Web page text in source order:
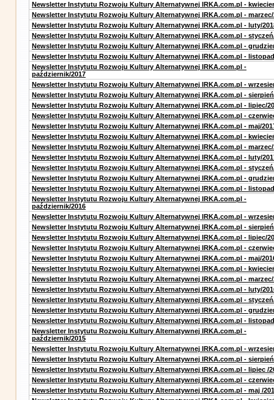
Newsletter Instytutu Rozwoju Kultury Alternatywnej IRKA.com.pl -
Newsletter Instytutu Rozwoju Kultury Alternatywnej IRKA.com.pl - marzec/
Newsletter Instytutu Rozwoju Kultury Alternatywnej IRKA.com.pl - luty/
Newsletter Instytutu Rozwoju Kultury Alternatywnej IRKA.com.pl -
Newsletter Instytutu Rozwoju Kultury Alternatywnej IRKA.com.pl -
Newsletter Instytutu Rozwoju Kultury Alternatywnej IRKA.com.pl -
Newsletter Instytutu Rozwoju Kultury Alternatywnej IRKA.com.pl -
październik/2017
Newsletter Instytutu Rozwoju Kultury Alternatywnej IRKA.com.pl -
Newsletter Instytutu Rozwoju Kultury Alternatywnej IRKA.com.pl -
Newsletter Instytutu Rozwoju Kultury Alternatywnej IRKA.com.pl - lipiec/
Newsletter Instytutu Rozwoju Kultury Alternatywnej IRKA.com.pl -
Newsletter Instytutu Rozwoju Kultury Alternatywnej IRKA.com.pl - maj/
Newsletter Instytutu Rozwoju Kultury Alternatywnej IRKA.com.pl -
Newsletter Instytutu Rozwoju Kultury Alternatywnej IRKA.com.pl - marzec/
Newsletter Instytutu Rozwoju Kultury Alternatywnej IRKA.com.pl - luty/
Newsletter Instytutu Rozwoju Kultury Alternatywnej IRKA.com.pl -
Newsletter Instytutu Rozwoju Kultury Alternatywnej IRKA.com.pl -
Newsletter Instytutu Rozwoju Kultury Alternatywnej IRKA.com.pl -
Newsletter Instytutu Rozwoju Kultury Alternatywnej IRKA.com.pl -
październik/2016
Newsletter Instytutu Rozwoju Kultury Alternatywnej IRKA.com.pl -
Newsletter Instytutu Rozwoju Kultury Alternatywnej IRKA.com.pl -
Newsletter Instytutu Rozwoju Kultury Alternatywnej IRKA.com.pl - lipiec/
Newsletter Instytutu Rozwoju Kultury Alternatywnej IRKA.com.pl -
Newsletter Instytutu Rozwoju Kultury Alternatywnej IRKA.com.pl - maj/
Newsletter Instytutu Rozwoju Kultury Alternatywnej IRKA.com.pl -
Newsletter Instytutu Rozwoju Kultury Alternatywnej IRKA.com.pl - marzec/
Newsletter Instytutu Rozwoju Kultury Alternatywnej IRKA.com.pl - luty/
Newsletter Instytutu Rozwoju Kultury Alternatywnej IRKA.com.pl -
Newsletter Instytutu Rozwoju Kultury Alternatywnej IRKA.com.pl -
Newsletter Instytutu Rozwoju Kultury Alternatywnej IRKA.com.pl -
Newsletter Instytutu Rozwoju Kultury Alternatywnej IRKA.com.pl -
październik/2015
Newsletter Instytutu Rozwoju Kultury Alternatywnej IRKA.com.pl -
Newsletter Instytutu Rozwoju Kultury Alternatywnej IRKA.com.pl -
Newsletter Instytutu Rozwoju Kultury Alternatywnej IRKA.com.pl - lipiec /
Newsletter Instytutu Rozwoju Kultury Alternatywnej IRKA.com.pl -
Newsletter Instytutu Rozwoju Kultury Alternatywnej IRKA.com.pl - maj /